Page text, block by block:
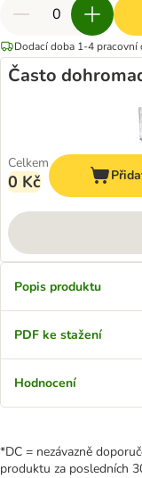
Dodací doba 1-4 pracovní
Často
Celkem
0 Kč
Popis produktu
PDF ke stažení
Hodnocení
*DC = nezávazně
produktu za posledních